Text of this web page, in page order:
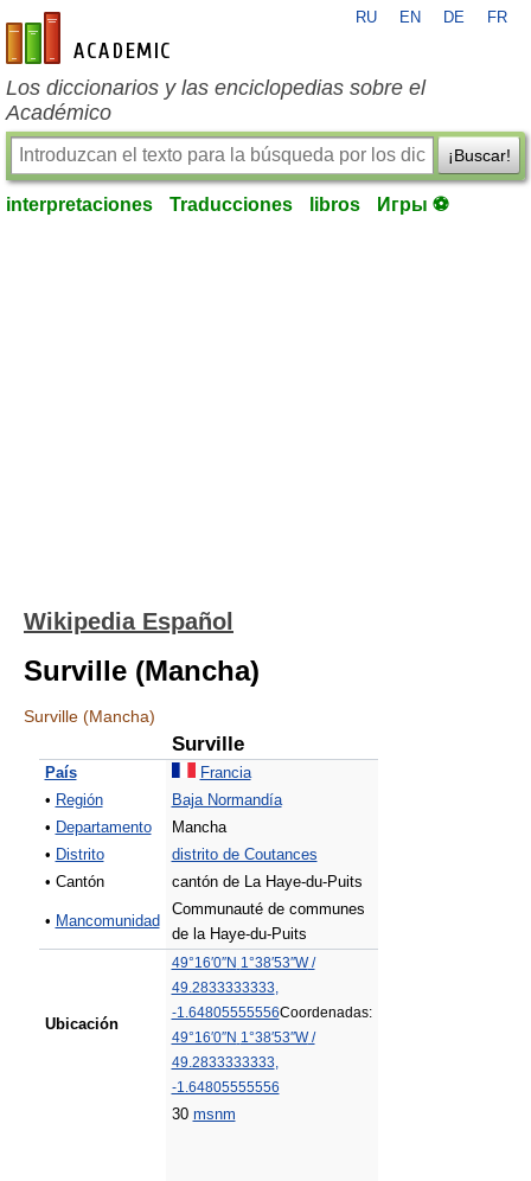
es-academic.com
RU EN DE FR
Los diccionarios y las enciclopedias sobre el
Académico
¡Buscar!
interpretaciones Traducciones libros Игры ⚽
Wikipedia Español
Surville (Mancha)
Surville (Mancha)
Surville
País
Francia
• Región
Baja Normandía
• Departamento
Mancha
• Distrito
distrito de Coutances
• Cantón
cantón de La Haye-du-Puits
• Mancomunidad
Communauté de communes
de la Haye-du-Puits
Ubicación
49°16′0″N 1°38′53″W/
49.2833333333,
-1.64805555556Coordenadas:
49°16′0″N 1°38′53″W/
49.2833333333,
-1.64805555556
30 msnm